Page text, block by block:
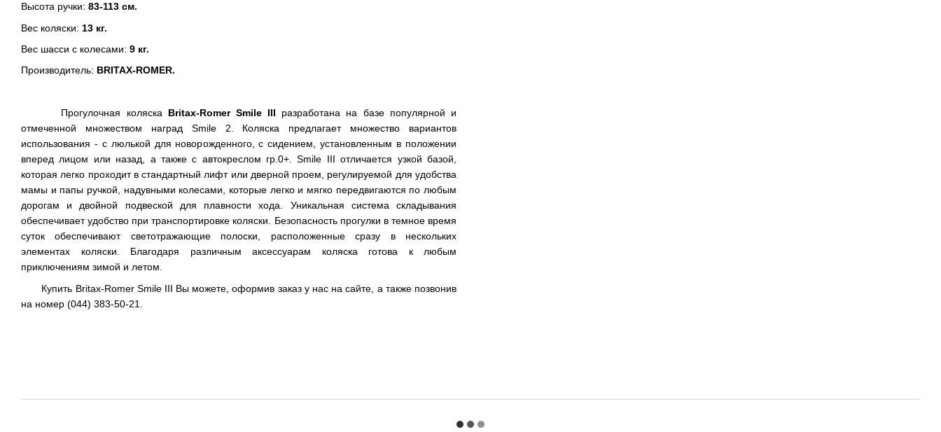
Высота ручки: 83-113 см.
Вес коляски: 13 кг.
Вес шасси с колесами: 9 кг.
Производитель: BRITAX-ROMER.
Прогулочная коляска Britax-Romer SmileIII разработана на базе популярной и
отмеченной множеством наград Smile 2. Коляска предлагает множество вариантов
использования - с люлькой для новорожденного, с сидением, установленным в положении
вперед лицом или назад, а также с автокреслом гр.0+. Smile III отличается узкой базой,
которая легко проходит в стандартный лифт или дверной проем, регулируемой для удобства
мамы и папы ручкой, надувными колесами, которые легко и мягко передвигаются по любым
дорогам и двойной подвеской для плавности хода. Уникальная система складывания
обеспечивает удобство при транспортировке коляски. Безопасность прогулки в темное время
суток обеспечивают светотражающие полоски, расположенные сразу в нескольких
элементах коляски. Благодаря различным аксессуарам коляска готова к любым
приключениям зимой и летом.
Купить Britax-Romer Smile III Вы можете, оформив заказ у нас на сайте, а также позвонив
на номер (044) 383-50-21.